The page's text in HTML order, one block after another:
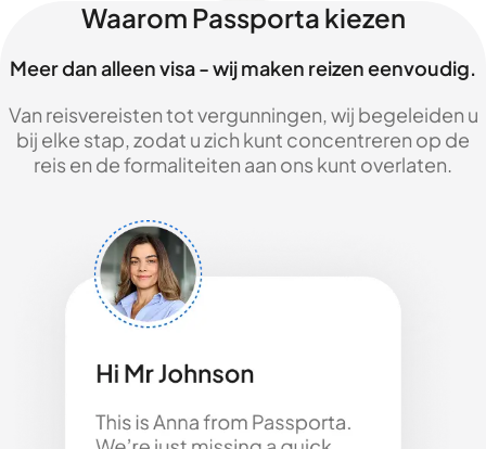
Waarom Passporta kiezen
Meer dan alleen visa - wij maken reizen eenvoudig.
Van reisvereisten tot vergunningen, wij begeleiden u
bij elke stap, zodat u zich kunt concentreren op de
reis en de formaliteiten aan ons kunt overlaten.